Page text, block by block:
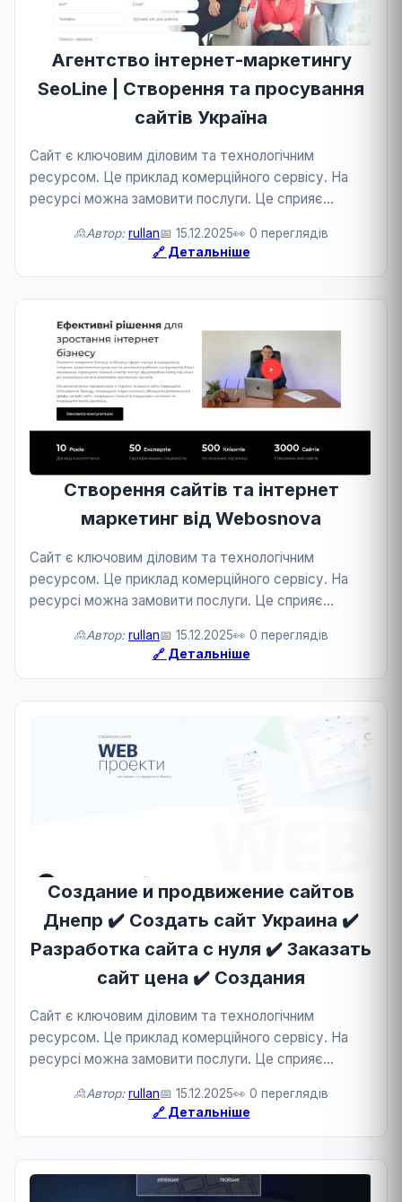
Агентство інтернет-маркетингу
SeoLine | Створення та просування
сайтів Україна
Сайт є ключовим діловим та технологічним
ресурсом. Це приклад комерційного сервісу. На
ресурсі можна замовити послуги. Це сприяє
🙎Автор: rullan📅 15.12.2025👀 0 переглядів
🔗 Детальніше
Створення сайтів та інтернет
маркетинг від Webosnova
Сайт є ключовим діловим та технологічним
ресурсом. Це приклад комерційного сервісу. На
ресурсі можна замовити послуги. Це сприяє
🙎Автор: rullan📅 15.12.2025👀 0 переглядів
🔗 Детальніше
Создание и продвижение сайтов
Днепр ✔️ Создать сайт Украина ✔️
Разработка сайта с нуля ✔️ Заказать
сайт цена ✔️ Создания
Сайт є ключовим діловим та технологічним
ресурсом. Це приклад комерційного сервісу. На
ресурсі можна замовити послуги. Це сприяє
🙎Автор: rullan📅 15.12.2025👀 0 переглядів
🔗 Детальніше